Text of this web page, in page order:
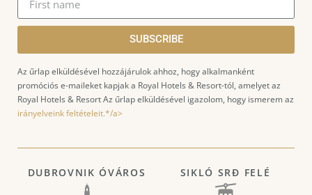
SUBSCRIBE
Az űrlap elküldésével hozzájárulok ahhoz, hogy alkalmanként
promóciós e-maileket kapjak a Royal Hotels & Resort-tól, amelyet az
Royal Hotels & Resort Az űrlap elküldésével igazolom, hogy ismerem az
irányelveink feltételeit.*/a>
DUBROVNIK ÓVÁROS SIKLÓ SRĐ FELÉ